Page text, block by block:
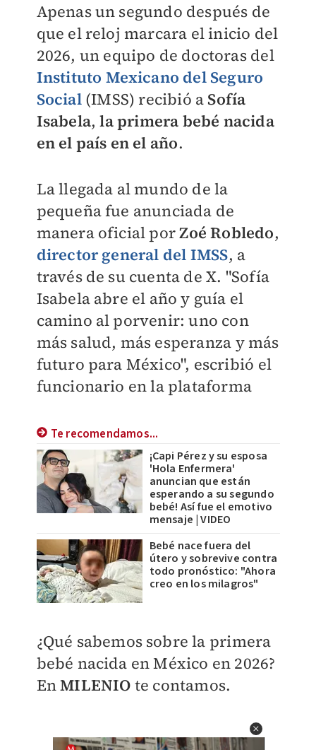
Apenas un segundo después de
que el reloj marcara el inicio del
2026, un equipo de doctoras del
Instituto Mexicano del Seguro
Social(IMSS) recibió a Sofía
Isabela,laprimera bebé nacida
en el país en el año.
La llegada al mundo de la
pequeña fue anunciada de
manera oficial porZoé Robledo,
director general del IMSS, a
través de su cuenta de X. "Sofía
Isabela abre el año y guía el
camino al porvenir: uno con
más salud, más esperanza y más
futuro para México", escribió el
funcionario en la plataforma
Te recomendamos...
¡Capi Pérez y su esposa
'Hola Enfermera'
anuncian que están
esperando a su segundo
bebé! Así fue el emotivo
mensaje | VIDEO
Bebé nace fuera del
útero y sobrevive contra
todo pronóstico: "Ahora
creo en los milagros"
¿Qué sabemos sobre la primera
bebé nacida en México en 2026?
EnMILENIO te contamos.